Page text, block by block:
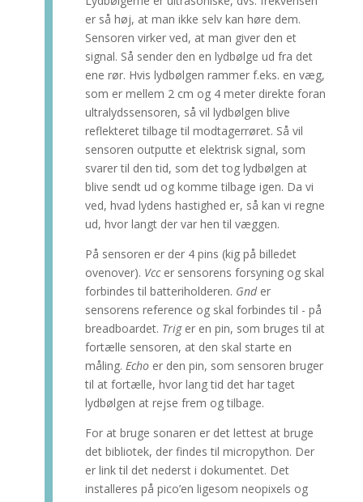
er så høj, at man ikke selv kan høre dem.
Sensoren virker ved, at man giver den et
signal. Så sender den en lydbølge ud fra det
ene rør. Hvis lydbølgen rammer f.eks. en væg,
som er mellem 2 cm og 4 meter direkte foran
ultralydssensoren, så vil lydbølgen blive
reflekteret tilbage til modtagerrøret. Så vil
sensoren outputte et elektrisk signal, som
svarer til den tid, som det tog lydbølgen at
blive sendt ud og komme tilbage igen. Da vi
ved, hvad lydens hastighed er, så kan vi regne
ud, hvor langt der var hen til væggen.
På sensoren er der 4 pins (kig på billedet
ovenover). Vcc er sensorens forsyning og skal
forbindes til batteriholderen. Gnd er
sensorens reference og skal forbindes til - på
breadboardet. Trig er en pin, som bruges til at
fortælle sensoren, at den skal starte en
måling. Echo er den pin, som sensoren bruger
til at fortælle, hvor lang tid det har taget
lydbølgen at rejse frem og tilbage.
For at bruge sonaren er det lettest at bruge
det bibliotek, der findes til micropython. Der
er link til det nederst i dokumentet. Det
installeres på pico’en ligesom neopixels og